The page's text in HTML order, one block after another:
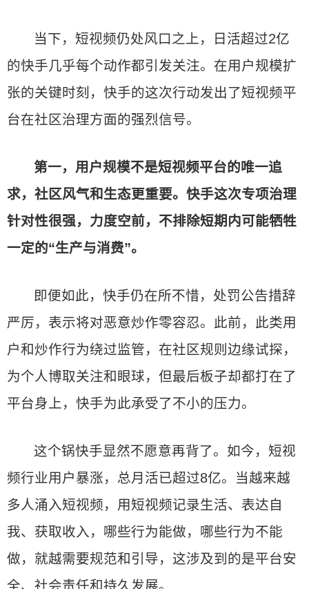
当下，短视频仍处风口之上，日活超过2亿
的快手几乎每个动作都引发关注。在用户规模扩
张的关键时刻，快手的这次行动发出了短视频平
台在社区治理方面的强烈信号。
第一，用户规模不是短视频平台的唯一追
求，社区风气和生态更重要。快手这次专项治理
针对性很强，力度空前，不排除短期内可能牺牲
一定的“生产与消费”。
即便如此，快手仍在所不惜，处罚公告措辞
严厉，表示将对恶意炒作零容忍。此前，此类用
户和炒作行为绕过监管，在社区规则边缘试探，
为个人博取关注和眼球，但最后板子却都打在了
平台身上，快手为此承受了不小的压力。
这个锅快手显然不愿意再背了。如今，短视
频行业用户暴涨，总月活已超过8亿。当越来越
多人涌入短视频，用短视频记录生活、表达自
我、获取收入，哪些行为能做，哪些行为不能
做，就越需要规范和引导，这涉及到的是平台安
全、社会责任和持久发展。